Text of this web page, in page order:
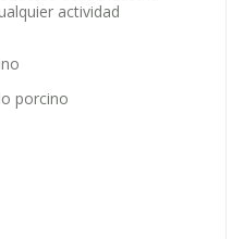
actividad
porcino